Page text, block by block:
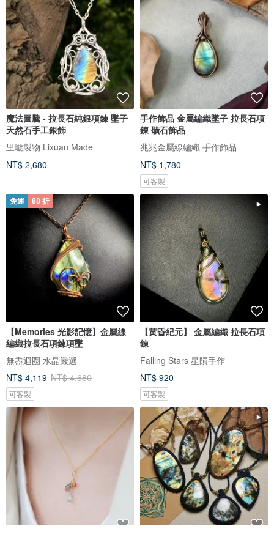
魔法圖騰 - 拉長石純銀項鍊 墜子
天然石手工銀飾
里璇製物 Lixuan Made
NT$ 2,680
手作飾品 金屬編織墜子 拉長石項
鍊 礦石飾品
兆兆金屬線編織 手作飾品
NT$ 1,780
可客製
免運 88 折
【Memories 光影記憶】金屬線
編織拉長石項鍊項墜
無盡迴圈 水晶嚴選
NT$ 4,119 NT$ 4,680
可客製
【黃昏紀元】 金屬編織 拉長石項
鍊
Falling Stars 星隕手作
NT$ 920
可客製